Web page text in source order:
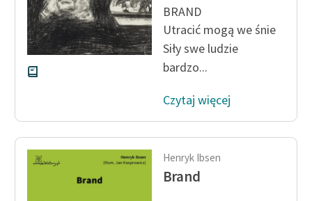
szkolnych i literatury do
słuchania dla uczennic i
uczniów z
niepełnosprawnościami
skandynawskiej literatury
feministycznej
Ręce pełne poezji
BRAND
Utracić mogą we śnie
Siły swe ludzie
bardzo...
Czytaj więcej
Henryk Ibsen
Brand